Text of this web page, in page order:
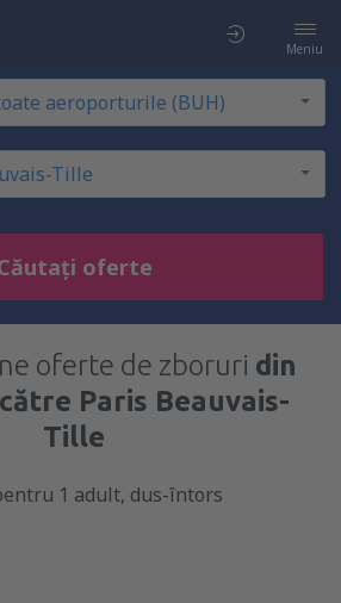
Meniu
oferte
oferte de zboruri din
Paris Beauvais-
Tille
1 adult, dus-întors